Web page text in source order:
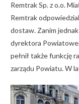
Remtrak Sp. z o.o.
Remtrak
dostaw. Zanim jednak
dyrektora
pełnił także funkcję
zarządu Powiatu. W